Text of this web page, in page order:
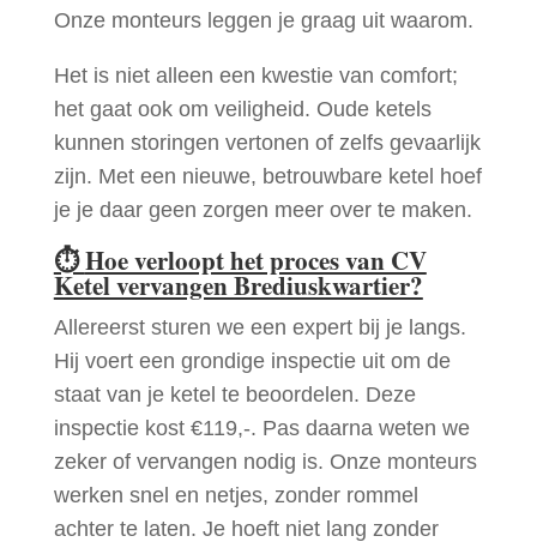
Onze monteurs leggen je graag uit waarom.
Het is niet alleen een kwestie van comfort;
het gaat ook om veiligheid. Oude ketels
kunnen storingen vertonen of zelfs gevaarlijk
zijn. Met een nieuwe, betrouwbare ketel hoef
je je daar geen zorgen meer over te maken.
⏱Hoe verloopt het proces van CV
Ketel vervangen Brediuskwartier?
Allereerst sturen we een expert bij je langs.
Hij voert een grondige inspectie uit om de
staat van je ketel te beoordelen. Deze
inspectie kost €119,-. Pas daarna weten we
zeker of vervangen nodig is. Onze monteurs
werken snel en netjes, zonder rommel
achter te laten. Je hoeft niet lang zonder